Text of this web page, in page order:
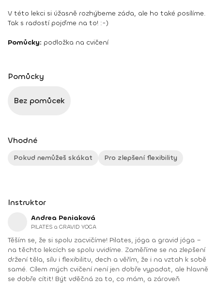
V této lekci si úžasně rozhýbeme záda, ale ho také posílíme.
Tak s radostí pojďme na to! :-)
Pomůcky: podložka na cvičení
Pomůcky
Bez pomůcek
Vhodné
Pokud nemůžeš skákat Pro zlepšení flexibility
Instruktor
Andrea Peniaková
PILATES a GRAVID YOGA
Těším se, že si spolu zacvičíme! Pilates, jóga a gravid jóga –
na těchto lekcích se spolu uvidíme. Zaměříme se na zlepšení
držení těla, sílu i flexibilitu, dech a věřím, že i na vztah k sobě
samé. Cílem mých cvičení není jen dobře vypadat, ale hlavně
se dobře cítit! Být vděčná za to, co mám, a zároveň